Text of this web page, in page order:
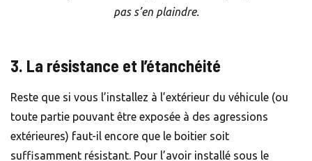
pas s’en plaindre.
3. La résistance et l’étanchéité
Reste que si vous l’installez à l’extérieur du véhicule (ou
toute partie pouvant être exposée à des agressions
extérieures) faut-il encore que le boitier soit
suffisamment résistant. Pour l’avoir installé sous le